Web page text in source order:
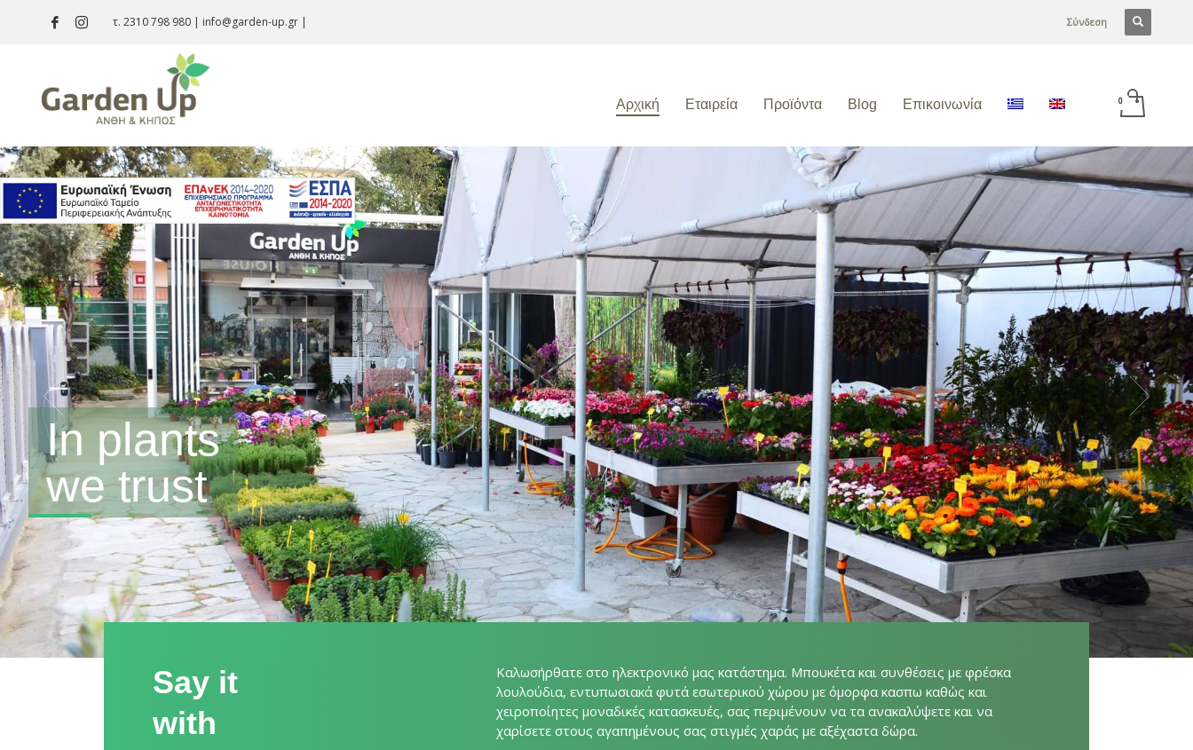
τ. 2310 798 980 | info@garden-up.gr | Σύνδεση
Αρχική Εταιρεία Προϊόντα Blog Επικοινωνία
Plant lovers
united
Say it
with
Καλωσήρθατε στο ηλεκτρονικό μας κατάστημα. Μπουκέτα και συνθέσεις με φρέσκα
λουλούδια, εντυπωσιακά φυτά εσωτερικού χώρου με όμορφα κασπω καθώς και
χειροποίητες μοναδικές κατασκευές, σας περιμένουν να τα ανακαλύψετε και να
χαρίσετε στους αγαπημένους σας στιγμές χαράς με αξέχαστα δώρα.